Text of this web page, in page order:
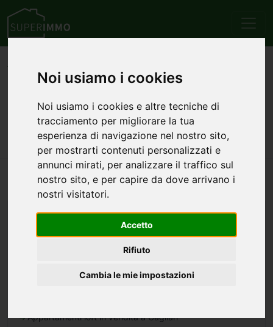
Noi usiamo i cookies
Noi usiamo i cookies e altre tecniche di
tracciamento per migliorare la tua
esperienza di navigazione nel nostro sito,
per mostrarti contenuti personalizzati e
annunci mirati, per analizzare il traffico sul
nostro sito, e per capire da dove arrivano i
nostri visitatori.
Accetto
Rifiuto
Cambia le mie impostazioni
Vendita
Appartamenti 5 Locali
Annunci di appartamenti 5
locali in vendita a Cagliari
Nessun annuncio trovato per questa ricerca.
ALTRE TIPOLOGIE
Appartamenti monolocali in vendita a Cagliari
Appartamenti quadrilocali in vendita a Cagliari
Appartamenti loft in vendita a Cagliari